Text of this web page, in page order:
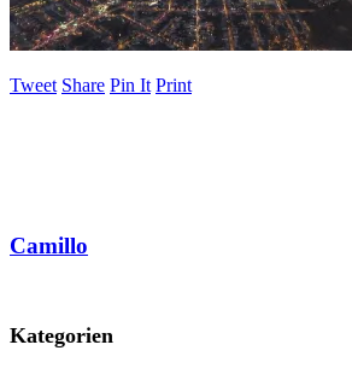
Tweet Share Pin It Print
Camillo
Kategorien